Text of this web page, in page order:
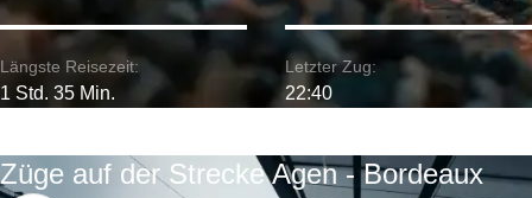
Längste Reisezeit:
1 Std. 35 Min.
Letzter Zug:
22:40
Züge auf der Strecke Agen - Bordeaux